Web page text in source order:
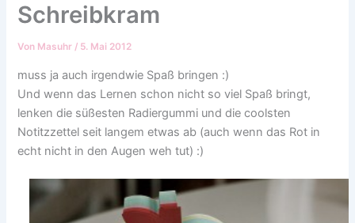
Schreibkram
Von Masuhr / 5. Mai 2012
muss ja auch irgendwie Spaß bringen :)
Und wenn das Lernen schon nicht so viel Spaß bringt,
lenken die süßesten Radiergummi und die coolsten
Notitzzettel seit langem etwas ab (auch wenn das Rot in
echt nicht in den Augen weh tut) :)